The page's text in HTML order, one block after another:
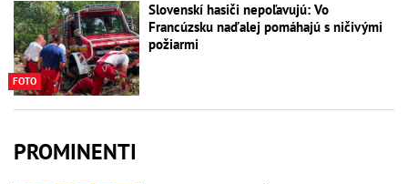
FOTO
Slovenskí hasiči nepoľavujú: Vo
Francúzsku naďalej pomáhajú s ničivými
požiarmi
PROMINENTI